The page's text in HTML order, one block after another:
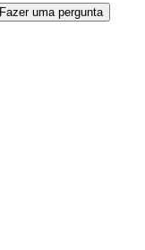
Fazer uma pergunta